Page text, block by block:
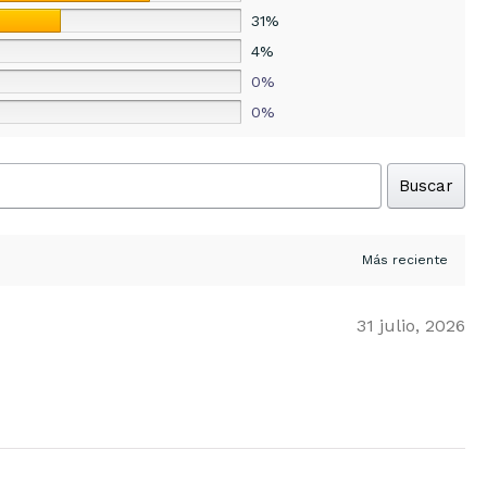
31%
4%
0%
0%
Buscar
31 julio, 2026